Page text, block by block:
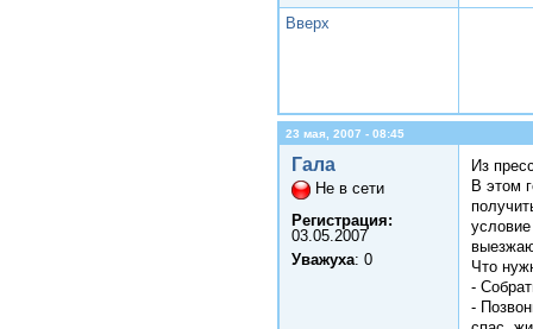
Вверх
23 мая, 2007 - 08:45
Гала
Не в сети
Регистрация:
03.05.2007
Уважуха: 0
Из
В этом
Что
-
-